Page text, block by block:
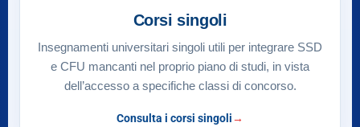
Corsi singoli
Insegnamenti universitari singoli utili per integrare SSD
e CFU mancanti nel proprio piano di studi, in vista
dell’accesso a specifiche classi di concorso.
Consulta i corsi singoli